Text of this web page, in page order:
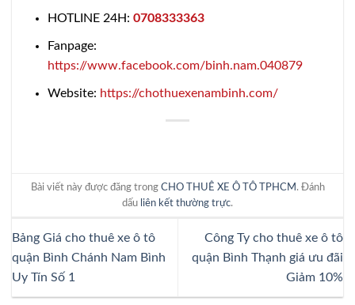
HOTLINE 24H: 0708333363
Fanpage:
https://www.facebook.com/binh.nam.040879
Website: https://chothuexenambinh.com/
Bài viết này được đăng trong CHO THUÊ XE Ô TÔ TPHCM . Đánh
dấu liên kết thường trực.
Bảng Giá cho thuê xe ô tô
quận Bình Chánh Nam Bình
Uy Tín Số 1
Công Ty cho thuê xe ô tô
quận Bình Thạnh giá ưu đãi
Giảm 10%